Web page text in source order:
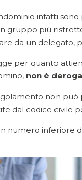
infatti
gruppo più
da un delegato,
per quanto
non è
non
dal codice civile
numero inferiore